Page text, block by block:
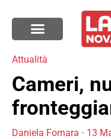
Attualità
Cameri,
Daniela Fornara 13